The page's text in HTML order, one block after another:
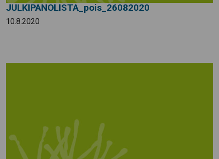
JULKIPANOLISTA_pois_26082020
10.8.2020